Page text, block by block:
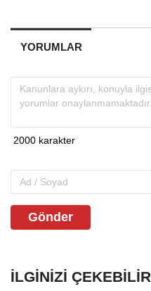
YORUMLAR
Gönder
İLGINIZI ÇEKEBILIR